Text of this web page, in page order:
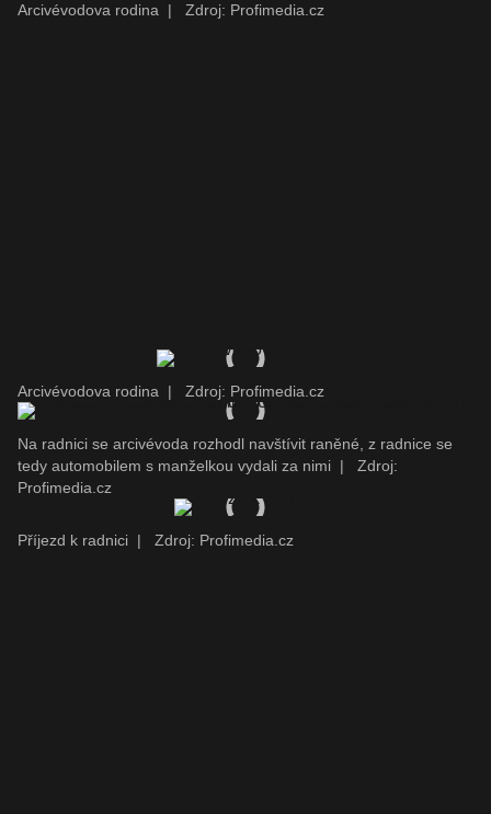
Arcivévodova rodina | Zdroj: Profimedia.cz
Arcivévodova rodina | Zdroj: Profimedia.cz
Na radnici se arcivévoda rozhodl navštívit raněné, z radnice se
tedy automobilem s manželkou vydali za nimi |
Zdroj:
Profimedia.cz
Příjezd k radnici | Zdroj: Profimedia.cz